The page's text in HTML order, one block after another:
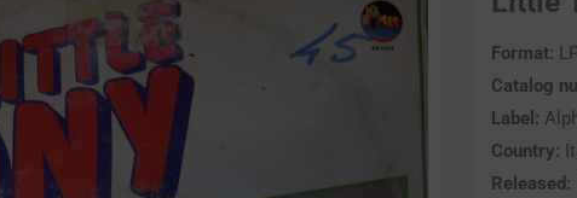
Format:
Catalog
Label:
Country:
Released: